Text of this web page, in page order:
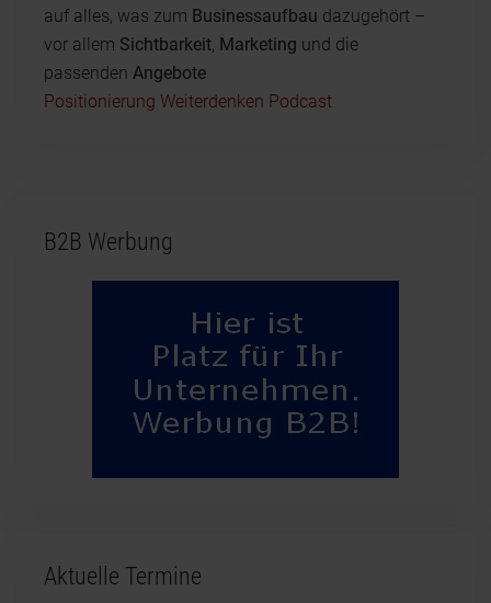
auf alles, was zum Businessaufbau dazugehört –
vor allem Sichtbarkeit, Marketing und die
passenden Angebote
Positionierung Weiterdenken Podcast
B2B Werbung
Aktuelle Termine